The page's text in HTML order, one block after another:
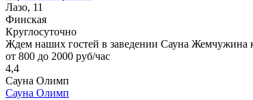
Лазо, 11
Финская
Круглосуточно
Ждем наших гостей в заведении Сауна
от 800 до 2000 руб/час
4,4
Сауна Олимп
Сауна Олимп